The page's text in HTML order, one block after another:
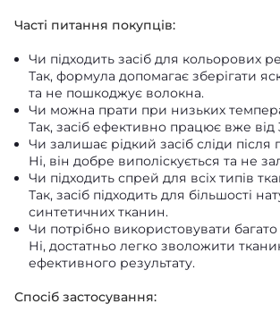
Часті питання покупців:
Чи підходить засіб для кольорових
Так, формула допомагає зберігати
та не пошкоджує волокна.
Чи можна прати при низьких
Так, засіб ефективно працює вже від
Чи залишає рідкий засіб сліди після
Ні, він добре виполіскується та не
Чи підходить спрей для всіх типів
Так, засіб підходить для більшості
синтетичних тканин.
Чи потрібно використовувати
Ні, достатньо легко зволожити
ефективного результату.
Спосіб застосування: